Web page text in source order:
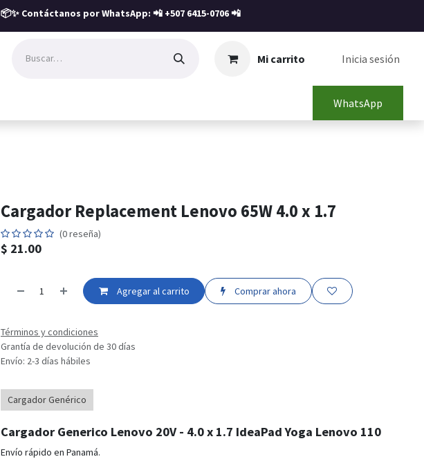
📦✨ Contáctanos por WhatsApp: 📲 +507 6415-0706📲
Mi carrito Inicia sesión
WhatsApp
Cargador Replacement Lenovo 65W 4.0 x 1.7
(0 reseña)
$ 21.00
Agregar al carrito Comprar ahora
Términos y condiciones
Grantía de devolución de 30 días
Envío: 2-3 días hábiles
Cargador Genérico
Cargador Generico Lenovo 20V - 4.0 x 1.7 IdeaPad Yoga Lenovo 110
Envío rápido en Panamá.